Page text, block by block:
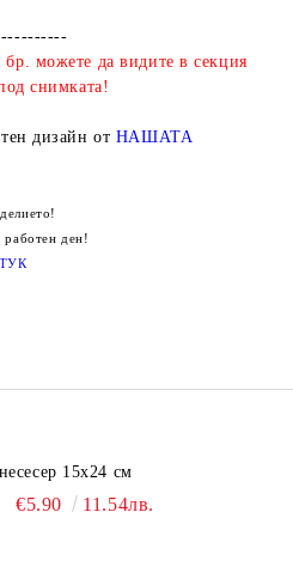
можете да видите в секция
снимката!
дизайн от НАШАТА
работен ден!
ТУК
15х24 см
€5.90 11.54лв.